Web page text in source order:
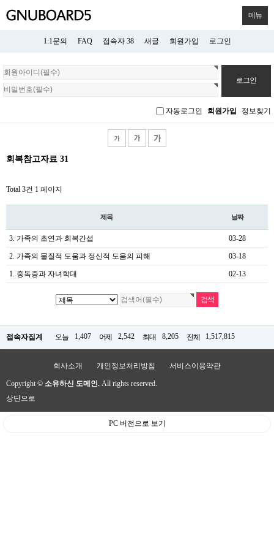
메뉴
1:1문의 FAQ 접속자 38 새글 회원가입 로그인
회
원
로
자동로그인 회원가입 정보찾기
회복참고자료 31
Total 3건 1 페이지
제목 날짜
3. 가족의 초연과 회복간섭 03-28
2. 가족의 물질적 도움과 정신적 도움의 피해 03-18
1. 중독증과 자녀학대 02-13
접속자집계 오늘 1,407 어제 2,542 최대 8,205 전체 1,517,815
회사소개 개인정보처리방침 서비스이용약관
Copyright © 소유하신 도메인. All rights reserved.
상단으로
PC 버전으로 보기